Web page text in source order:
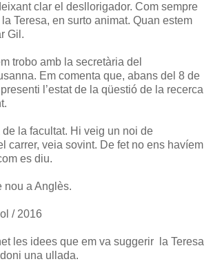
clar el desllorigador. Com sempre
Teresa, en surto animat. Quan estem
Gil.
trobo amb la secretària del
Em comenta que, abans del 8 de
l’estat de la qüestió de la recerca
la facultat. Hi veig un noi de
carrer, veia sovint. De fet no ens havíem
es diu.
nou a Anglès.
/ 2016
les idees que em va suggerir la Teresa
una ullada.